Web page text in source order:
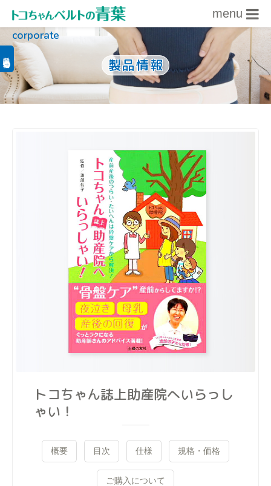
内容をスキップ
menu
corporate
製品情報
トコちゃん誌上助産院へいらっし
ゃい！
概要 目次 仕様 規格・価格
ご購入について